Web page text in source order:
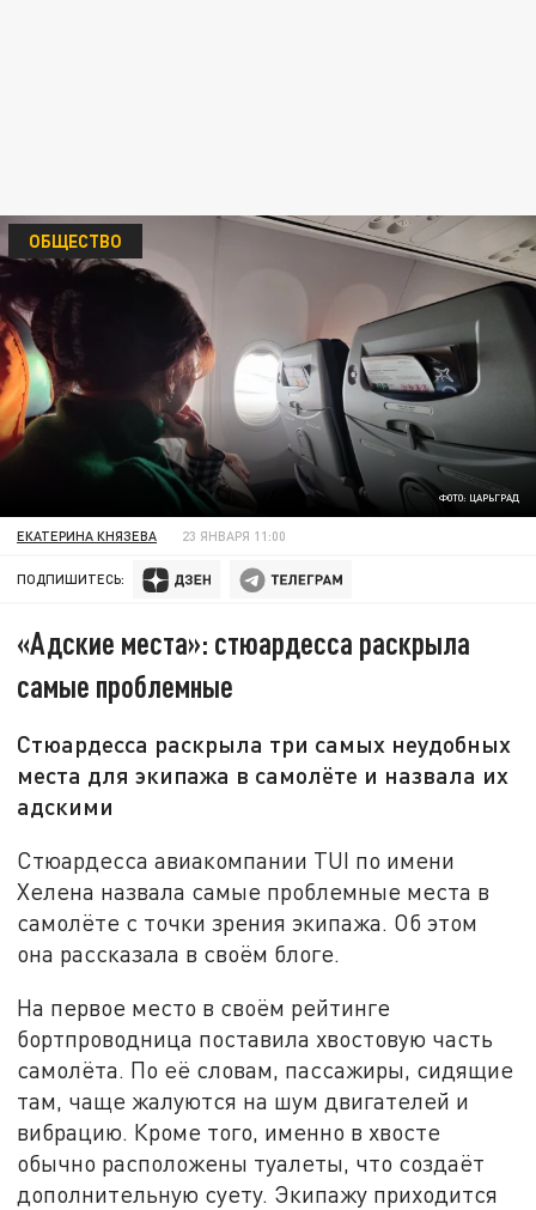
ФОТО: ЦАРЬГРАД
ОБЩЕСТВО
ЕКАТЕРИНА КНЯЗЕВА 23 ЯНВАРЯ 11:00
ПОДПИШИТЕСЬ:
«Адские места»: стюардесса раскрыла
самые проблемные
Стюардесса раскрыла три самых неудобных
места для экипажа в самолёте и назвала их
адскими
Стюардесса авиакомпании TUI по имени
Хелена назвала самые проблемные места в
самолёте с точки зрения экипажа. Об этом
она рассказала в своём блоге.
На первое место в своём рейтинге
бортпроводница поставила хвостовую часть
самолёта. По её словам, пассажиры, сидящие
там, чаще жалуются на шум двигателей и
вибрацию. Кроме того, именно в хвосте
обычно расположены туалеты, что создаёт
дополнительную суету. Экипажу приходится